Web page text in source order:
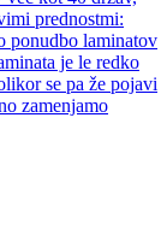
prednostmi:
ponudbo laminatov
je le redko
se pa že pojavi
zamenjamo